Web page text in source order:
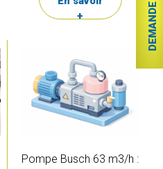
+
Pompe Busch 63 m3/h :